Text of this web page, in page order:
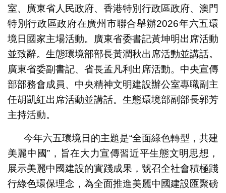
室、廣東省人民政府、香港特別行政區政府、澳門
特別行政區政府在廣州市聯合舉辦2026年六五環
境日國家主場活動。廣東省委書記黃坤明出席活動
並致辭。生態環境部部長黃潤秋出席活動並講話。
廣東省委副書記、省長孟凡利出席活動。中央宣傳
部部務會成員、中央精神文明建設辦公室專職副主
任胡凱紅出席活動並講話。生態環境部副部長郭芳
主持活動。
今年六五環境日的主題是“全面綠色轉型，共建
美麗中國”，旨在大力宣傳習近平生態文明思想，
展示美麗中國建設的實踐成果，號召全社會積極踐
行綠色環保理念，為全面推進美麗中國建設匯聚磅